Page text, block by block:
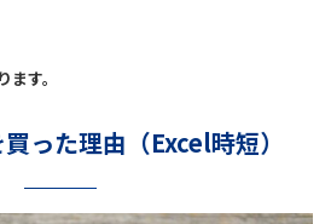
す。
った理由（Excel時短）